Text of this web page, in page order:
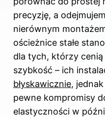
precyzję, a
nierównym
ościeżnice stałe
dla tych, którzy
szybkość – ich
błyskawicznie,
pewne kompromisy
elastyczności w